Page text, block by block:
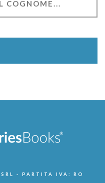
- PARTITA IVA: RO